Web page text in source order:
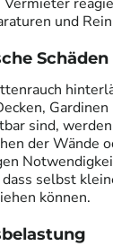
und
Schäden
sind,
der Wände
selbst
können.